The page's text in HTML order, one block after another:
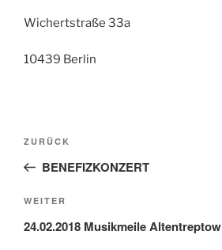
Wichertstraße 33a
10439 Berlin
Beitragsnavigation
Vorheriger
Beitrag
ZURÜCK
BENEFIZKONZERT
Nächster
Beitrag
WEITER
24.02.2018 Musikmeile Altentreptow